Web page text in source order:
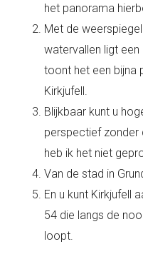
het panorama
Met de
watervallen ligt een
toont het een bijna
Kirkjufell.
Blijkbaar kunt u
perspectief zonder
heb ik het niet
Van de stad in
En u kunt Kirkjufell
54 die langs de
loopt.